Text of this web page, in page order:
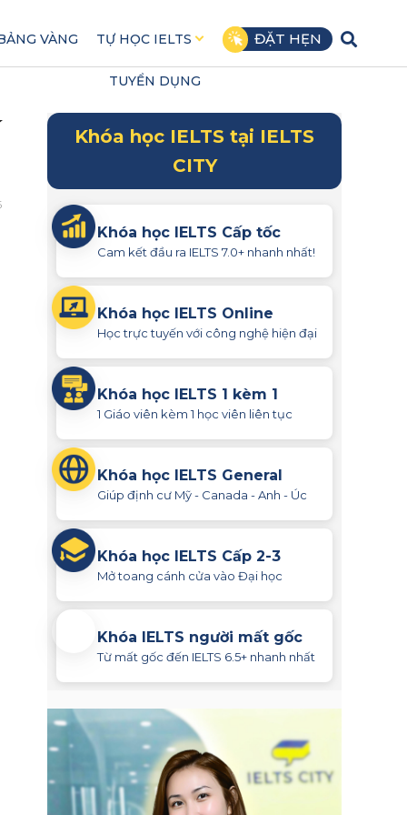
VÀNG TỰ HỌC IELTS
TUYỂN DỤNG
ĐẶT HẸN
Khóa học IELTS tại IELTS
CITY
Khóa học IELTS Cấp tốc
Cam kết đầu ra IELTS 7.0+ nhanh nhất!
Khóa học IELTS Online
Học trực tuyến với công nghệ hiện đại
Khóa học IELTS 1 kèm 1
1 Giáo viên kèm 1 học viên liên tục
Khóa học IELTS General
Giúp định cư Mỹ - Canada - Anh - Úc
Khóa học IELTS Cấp 2-3
Mở toang cánh cửa vào Đại học
Khóa IELTS người mất gốc
Từ mất gốc đến IELTS 6.5+ nhanh nhất